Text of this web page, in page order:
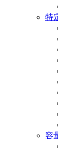
特
容